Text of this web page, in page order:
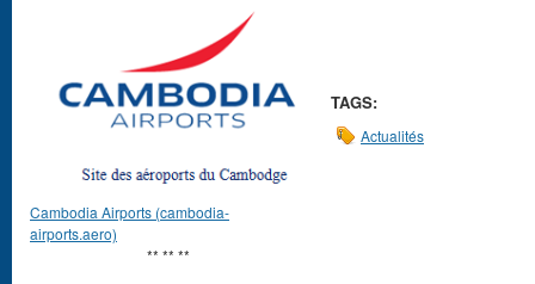
TAGS:
Actualités
Cambodia Airports (cambodia-
airports.aero)
** ** **